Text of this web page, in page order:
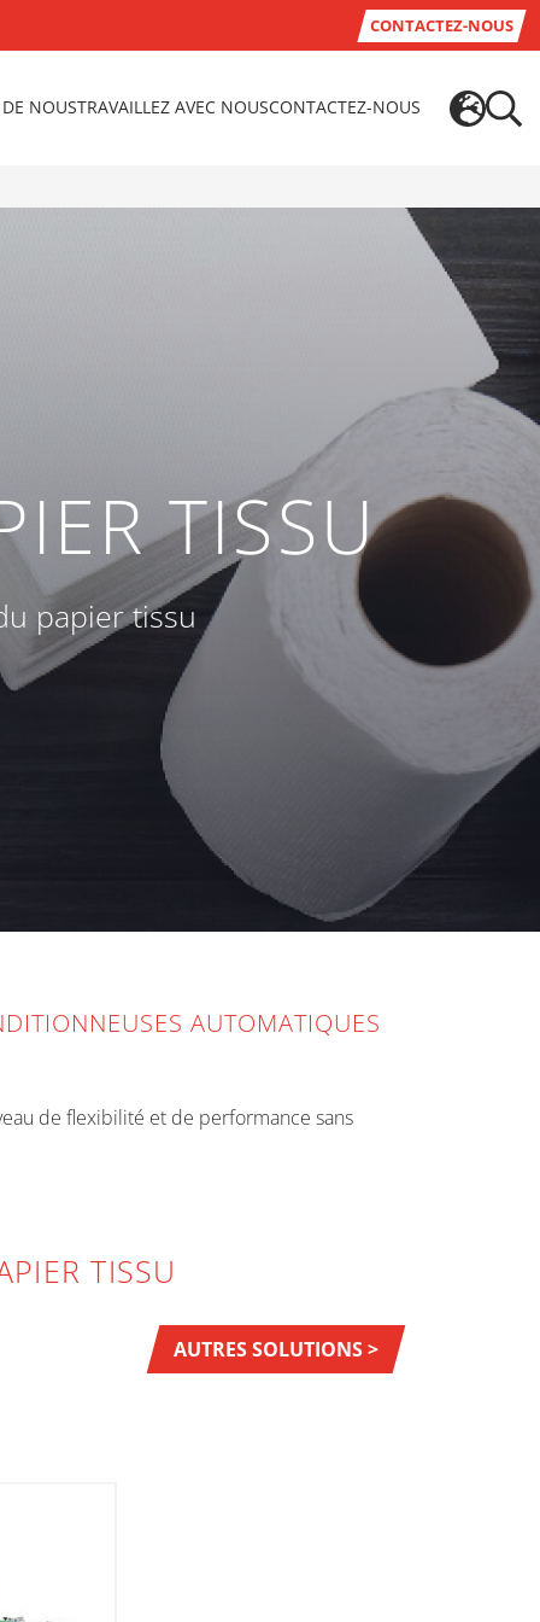
CONTACTEZ-NOUS
NOUSTRAVAILLEZ AVEC NOUSCONTACTEZ-NOUS
TISSU
papier tissu
AUTOMATIQUES
de flexibilité et de performance sans
TISSU
AUTRES SOLUTIONS >